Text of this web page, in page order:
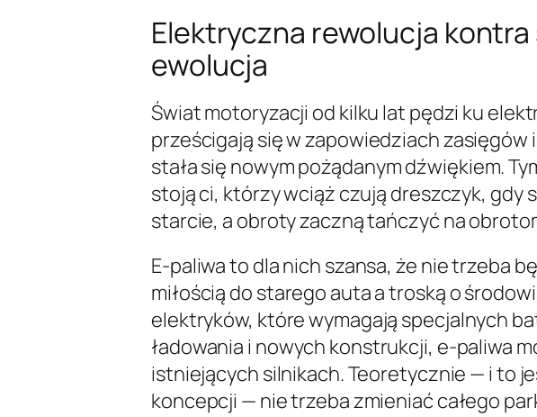
Elektryczna rewolucja
ewolucja
Świat motoryzacji od kilku lat pędzi ku
prześcigają się w zapowiedziach zasięgów i
stała się nowym pożądanym dźwiękiem.
stoją ci, którzy wciąż czują dreszczyk, gdy
starcie, a obroty zaczną tańczyć na
E-paliwa to dla nich szansa, że nie trzeba
miłością do starego auta a troską o
elektryków, które wymagają specjalnych
ładowania i nowych konstrukcji, e-paliwa
istniejących silnikach. Teoretycznie — i to
koncepcji — nie trzeba zmieniać całego